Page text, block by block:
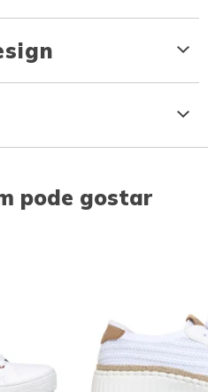
pode gostar